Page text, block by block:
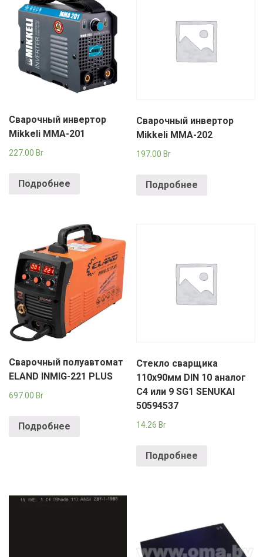
Сварочный инвертор
Mikkeli MMA-201
227.00 Br
Подробнее
Сварочный инвертор
Mikkeli MMA-202
197.00 Br
Подробнее
Сварочный полуавтомат
ELAND INMIG-221 PLUS
697.00 Br
Подробнее
Стекло сварщика
110х90мм DIN 10 аналог
С4 или 9 SG1 SENUKAI
50594537
14.26 Br
Подробнее